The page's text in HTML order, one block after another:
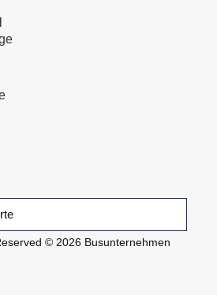
© 2026 Busunternehmen